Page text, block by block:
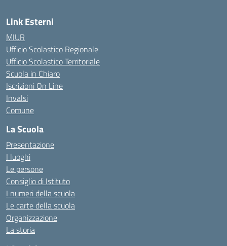
Link Esterni
MIUR
Ufficio Scolastico Regionale
Ufficio Scolastico Territoriale
Scuola in Chiaro
Iscrizioni On Line
Invalsi
Comune
La Scuola
Presentazione
I luoghi
Le persone
Consiglio di Istituto
I numeri della scuola
Le carte della scuola
Organizzazione
La storia